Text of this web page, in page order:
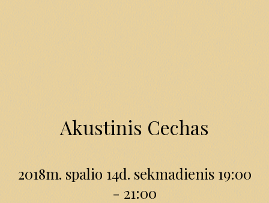
Akustinis Cechas
2018m. spalio 14d. sekmadienis 19:00
- 21:00